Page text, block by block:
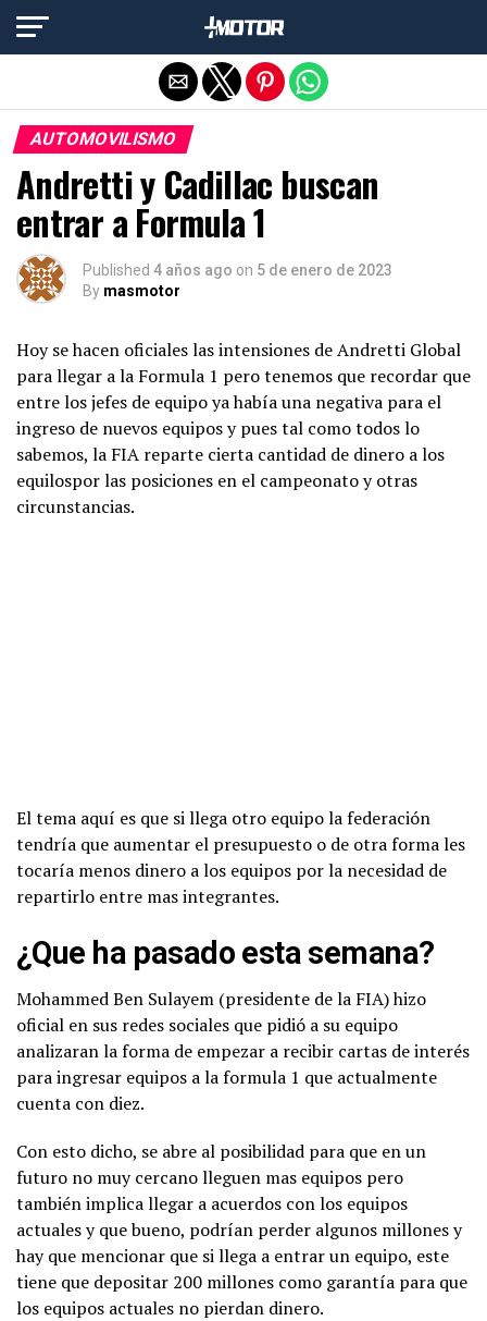
AUTOMOVILISMO
Andretti y Cadillac buscan
entrar a Formula 1
Published 4 años ago on 5 de enero de 2023
By masmotor
Hoy se hacen oficiales las intensiones de Andretti Global
para llegar a la Formula 1 pero tenemos que recordar que
entre los jefes de equipo ya había una negativa para el
ingreso de nuevos equipos y pues tal como todos lo
sabemos, la FIA reparte cierta cantidad de dinero a los
equilospor las posiciones en el campeonato y otras
circunstancias.
El tema aquí es que si llega otro equipo la federación
tendría que aumentar el presupuesto o de otra forma les
tocaría menos dinero a los equipos por la necesidad de
repartirlo entre mas integrantes.
¿Que ha pasado esta semana?
Mohammed Ben Sulayem (presidente de la FIA) hizo
oficial en sus redes sociales que pidió a su equipo
analizaran la forma de empezar a recibir cartas de interés
para ingresar equipos a la formula 1 que actualmente
cuenta con diez.
Con esto dicho, se abre al posibilidad para que en un
futuro no muy cercano lleguen mas equipos pero
también implica llegar a acuerdos con los equipos
actuales y que bueno, podrían perder algunos millones y
hay que mencionar que si llega a entrar un equipo, este
tiene que depositar 200 millones como garantía para que
los equipos actuales no pierdan dinero.
Salir de la versión móvil